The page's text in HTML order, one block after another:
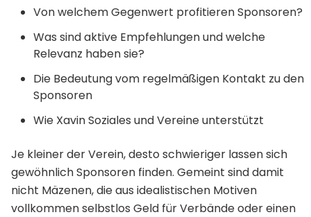
Von welchem Gegenwert profitieren Sponsoren?
Was sind aktive Empfehlungen und welche
Relevanz haben sie?
Die Bedeutung vom regelmäßigen Kontakt zu den
Sponsoren
Wie Xavin Soziales und Vereine unterstützt
Je kleiner der Verein, desto schwieriger lassen sich
gewöhnlich Sponsoren finden. Gemeint sind damit
nicht Mäzenen, die aus idealistischen Motiven
vollkommen selbstlos Geld für Verbände oder einen